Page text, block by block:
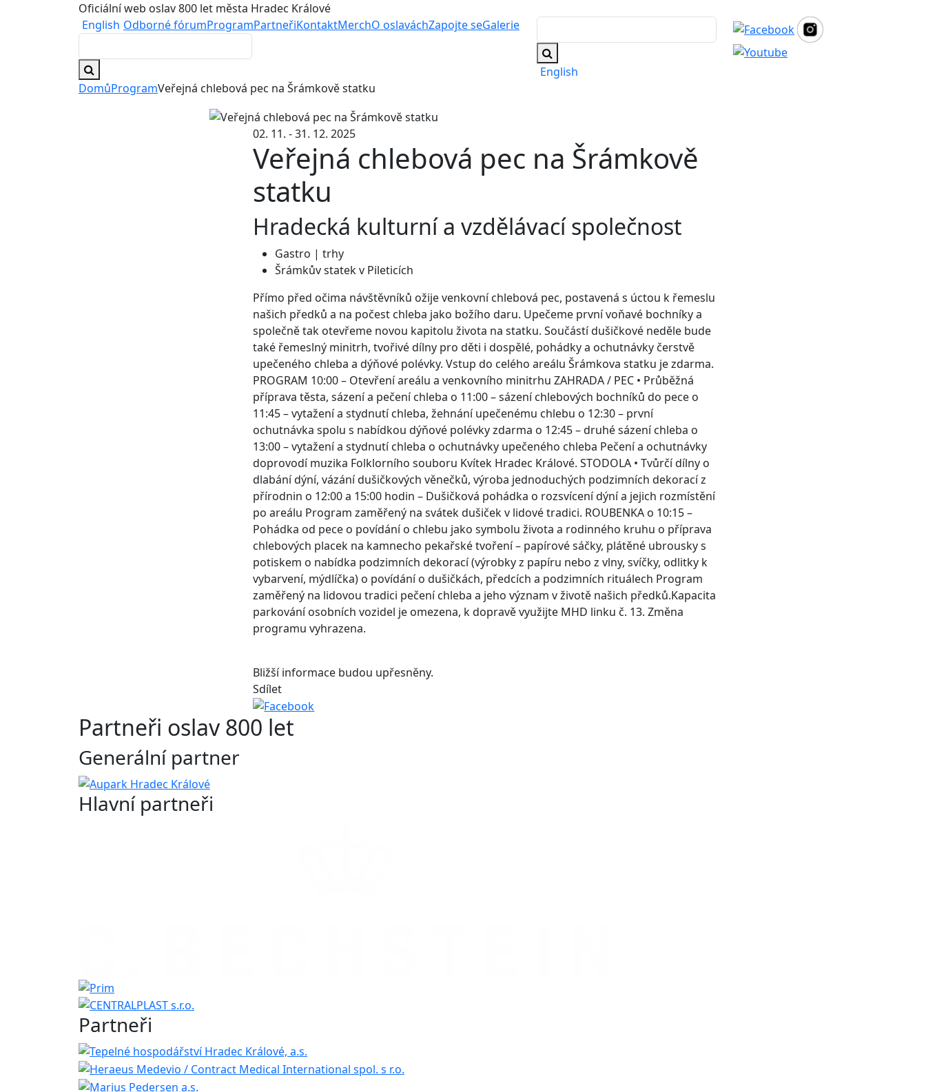
Oficiální web oslav 800 let města Hradec Králové
English Odborné fórumProgramPartneřiKontaktMerchO oslaváchZapojte seGalerie
English
DomůProgramVeřejná chlebová pec na Šrámkově statku
02. 11. - 31. 12. 2025
Veřejná chlebová pec na Šrámkově
statku
Hradecká kulturní a vzdělávací společnost
Gastro | trhy
Šrámkův statek v Pileticích
Přímo před očima návštěvníků ožije venkovní chlebová pec, postavená s úctou k řemeslu
našich předků a na počest chleba jako božího daru. Upečeme první voňavé bochníky a
společně tak otevřeme novou kapitolu života na statku. Součástí dušičkové neděle bude
také řemeslný minitrh, tvořivé dílny pro děti i dospělé, pohádky a ochutnávky čerstvě
upečeného chleba a dýňové polévky. Vstup do celého areálu Šrámkova statku je zdarma.
PROGRAM 10:00 – Otevření areálu a venkovního minitrhu ZAHRADA / PEC • Průběžná
příprava těsta, sázení a pečení chleba o 11:00 – sázení chlebových bochníků do pece o
11:45 – vytažení a stydnutí chleba, žehnání upečenému chlebu o 12:30 – první
ochutnávka spolu s nabídkou dýňové polévky zdarma o 12:45 – druhé sázení chleba o
13:00 – vytažení a stydnutí chleba o ochutnávky upečeného chleba Pečení a ochutnávky
doprovodí muzika Folklorního souboru Kvítek Hradec Králové. STODOLA • Tvůrčí dílny o
dlabání dýní, vázání dušičkových věnečků, výroba jednoduchých podzimních dekorací z
přírodnin o 12:00 a 15:00 hodin – Dušičková pohádka o rozsvícení dýní a jejich rozmístění
po areálu Program zaměřený na svátek dušiček v lidové tradici. ROUBENKA o 10:15 –
Pohádka od pece o povídání o chlebu jako symbolu života a rodinného kruhu o příprava
chlebových placek na kamnech​​ o pekařské tvoření – papírové sáčky, plátěné ubrousky s
potiskem o nabídka podzimních dekorací (výrobky z papíru nebo z vlny, svíčky, odlitky k
vybarvení, mýdlíčka)​ ​ o povídání o dušičkách, předcích a podzimních rituálech Program
zaměřený na lidovou tradici pečení chleba a jeho význam v životě našich předků. ​ Kapacita
parkování osobních vozidel je omezena, k dopravě využijte MHD linku č. 13. Změna
programu vyhrazena.
Bližší informace budou upřesněny.
Sdílet
Partneři oslav 800 let
Generální partner
Hlavní partneři
Partneři